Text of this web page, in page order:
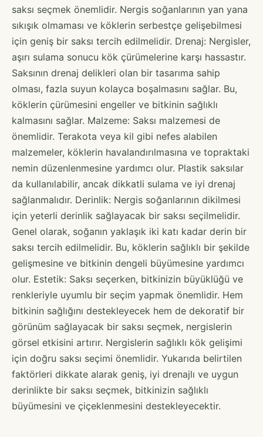
saksı seçmek önemlidir. Nergis soğanlarının yan yana
sıkışık olmaması ve köklerin serbestçe gelişebilmesi
için geniş bir saksı tercih edilmelidir. Drenaj: Nergisler,
aşırı sulama sonucu kök çürümelerine karşı hassastır.
Saksının drenaj delikleri olan bir tasarıma sahip
olması, fazla suyun kolayca boşalmasını sağlar. Bu,
köklerin çürümesini engeller ve bitkinin sağlıklı
kalmasını sağlar. Malzeme: Saksı malzemesi de
önemlidir. Terakota veya kil gibi nefes alabilen
malzemeler, köklerin havalandırılmasına ve topraktaki
nemin düzenlenmesine yardımcı olur. Plastik saksılar
da kullanılabilir, ancak dikkatli sulama ve iyi drenaj
sağlanmalıdır. Derinlik: Nergis soğanlarının dikilmesi
için yeterli derinlik sağlayacak bir saksı seçilmelidir.
Genel olarak, soğanın yaklaşık iki katı kadar derin bir
saksı tercih edilmelidir. Bu, köklerin sağlıklı bir şekilde
gelişmesine ve bitkinin dengeli büyümesine yardımcı
olur. Estetik: Saksı seçerken, bitkinizin büyüklüğü ve
renkleriyle uyumlu bir seçim yapmak önemlidir. Hem
bitkinin sağlığını destekleyecek hem de dekoratif bir
görünüm sağlayacak bir saksı seçmek, nergislerin
görsel etkisini artırır. Nergislerin sağlıklı kök gelişimi
için doğru saksı seçimi önemlidir. Yukarıda belirtilen
faktörleri dikkate alarak geniş, iyi drenajlı ve uygun
derinlikte bir saksı seçmek, bitkinizin sağlıklı
büyümesini ve çiçeklenmesini destekleyecektir.